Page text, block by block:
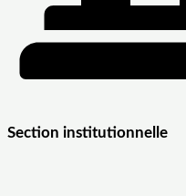
Section institutionnelle